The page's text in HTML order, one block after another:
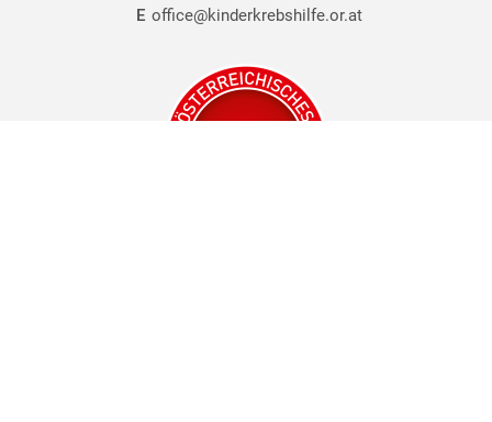
E office@kinderkrebshilfe.or.at